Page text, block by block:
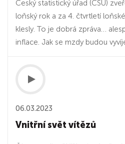
Český statistický úřad (ČSÚ)
loňský rok a za 4. čtvrtletí
klesly. To je dobrá zpráva…
inflace. Jak se mzdy budou
06.03.2023
Vnitřní svět vítězů